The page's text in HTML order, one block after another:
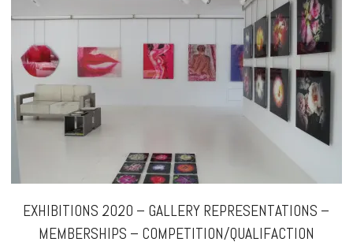
EXHIBITIONS 2020 – GALLERY REPRESENTATIONS –
MEMBERSHIPS – COMPETITION/QUALIFACTION